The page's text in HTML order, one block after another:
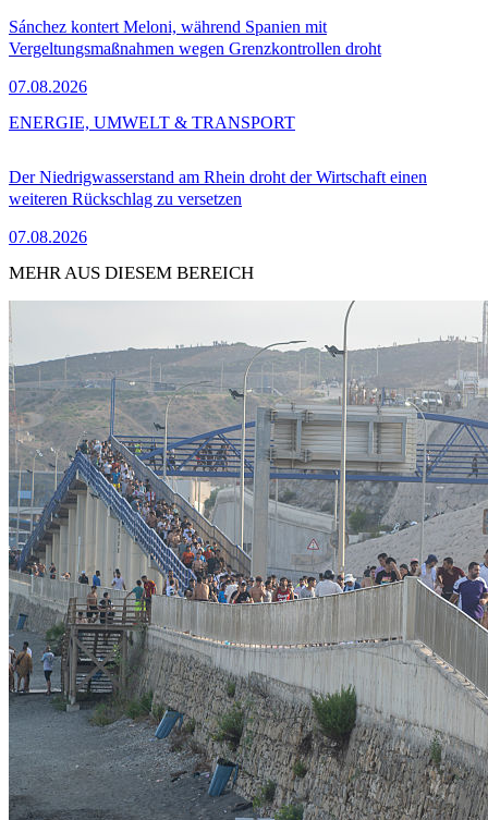
Sánchez kontert Meloni, während Spanien mit
Vergeltungsmaßnahmen wegen Grenzkontrollen droht
07.08.2026
Der Niedrigwasserstand am Rhein droht der Wirtschaft einen
weiteren Rückschlag zu versetzen
07.08.2026
ENERGIE, UMWELT & TRANSPORT
MEHR AUS DIESEM BEREICH